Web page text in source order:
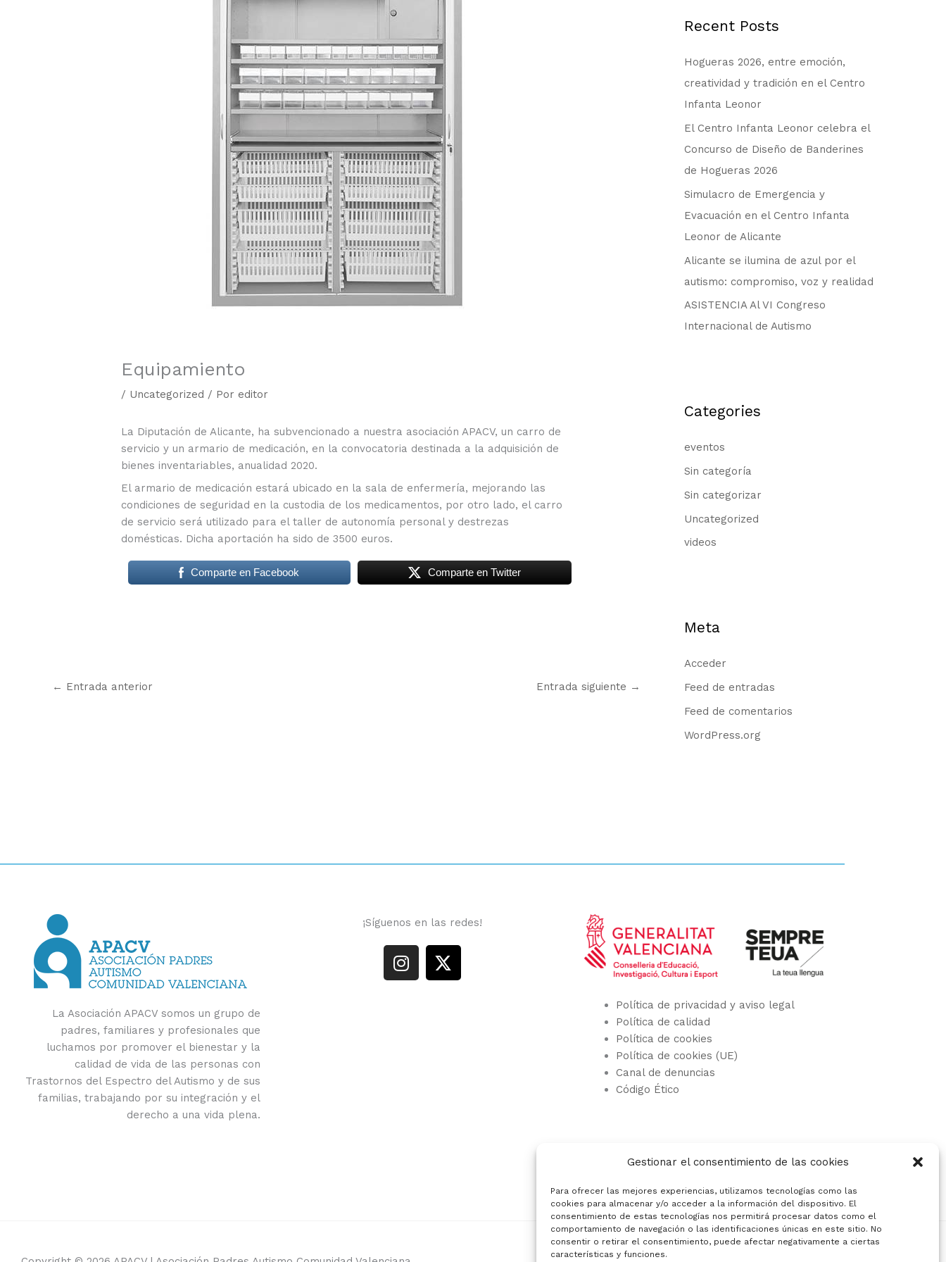
Gestionar el consentimiento de las cookies
Para ofrecer las mejores experiencias, utilizamos tecnologías como las
cookies para almacenar y/o acceder a la información del dispositivo. El
consentimiento de estas tecnologías nos permitirá procesar datos como el
comportamiento de navegación o las identificaciones únicas en este sitio. No
consentir o retirar el consentimiento, puede afectar negativamente a ciertas
características y funciones.
Equipamiento
/ Uncategorized / Por editor
La Diputación de Alicante, ha subvencionado a nuestra asociación APACV, un carro de
servicio y un armario de medicación, en la convocatoria destinada a la adquisición de
bienes inventariables, anualidad 2020.
El armario de medicación estará ubicado en la sala de enfermería, mejorando las
condiciones de seguridad en la custodia de los medicamentos, por otro lado, el carro
de servicio será utilizado para el taller de autonomía personal y destrezas
domésticas. Dicha aportación ha sido de 3500 euros.
Comparte en Facebook Comparte en Twitter
← Entrada anterior Entrada siguiente →
a
p
o
r
:
Recent Posts
Hogueras 2026, entre emoción,
creatividad y tradición en el Centro
Infanta Leonor
El Centro Infanta Leonor celebra el
Concurso de Diseño de Banderines
de Hogueras 2026
Simulacro de Emergencia y
Evacuación en el Centro Infanta
Leonor de Alicante
Alicante se ilumina de azul por el
autismo: compromiso, voz y realidad
ASISTENCIA Al VI Congreso
Internacional de Autismo
Categories
eventos
Sin categoría
Sin categorizar
Uncategorized
videos
Meta
Acceder
Feed de entradas
Feed de comentarios
WordPress.org
La Asociación APACV somos un grupo de
padres, familiares y profesionales que
luchamos por promover el bienestar y la
calidad de vida de las personas con
Trastornos del Espectro del Autismo y de sus
familias, trabajando por su integración y el
derecho a una vida plena.
¡Síguenos en las redes!
I
n
X
-
Política de privacidad y aviso legal
Política de calidad
Política de cookies
Política de cookies (UE)
Canal de denuncias
Código Ético